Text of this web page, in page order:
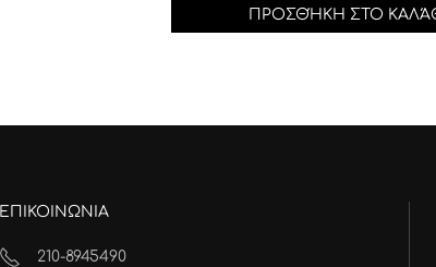
ΠΡΟΣΘΉΚΗ ΣΤΟ
ΕΠΙΚΟΙΝΩΝΙΑ
210-8945490